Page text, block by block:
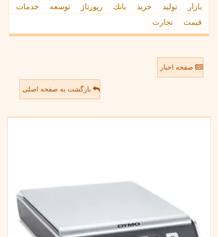
بازار تولید خرید بانك رپورتاژ توسعه
خدمات
قیمت
تجارت
صفحه اخبار
بازگشت به صفحه اصلی